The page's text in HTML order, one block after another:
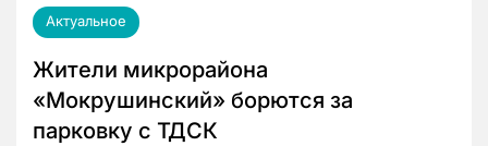
Актуальное
Жители микрорайона
«Мокрушинский» борются за
парковку с ТДСК